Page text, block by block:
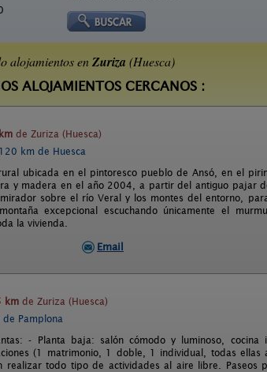
alojamientos enZuriza (Huesca)
ALOJAMIENTOS CERCANOS :
de Zuriza (Huesca)
120 km de Huesca
ubicada en el pintoresco pueblo de Ansó, en el
y madera en el año 2004, a partir del antiguo pajar
sobre el río Veral y los montes del entorno,
excepcional escuchando únicamente el
la vivienda.
Email
km de Zuriza (Huesca)
Pamplona
- Planta baja: salón cómodo y luminoso, cocina
(1 matrimonio, 1 doble, 1 individual, todas ellas
realizar todo tipo de actividades al aire libre. Paseos